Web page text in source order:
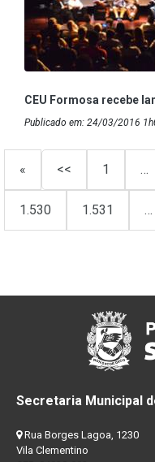
CEU Formosa recebe
Publicado em: 24/03/2016
« << 1 …
1.530 1.531 …
Secretaria Municipal
Rua Borges Lagoa, 1230
Vila Clementino